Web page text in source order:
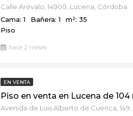
Calle Arévalo, 14900, Lucena, Córdoba
Cama: 1
Bañera: 1
m²: 35
Piso
hace 2 meses
EN VENTA